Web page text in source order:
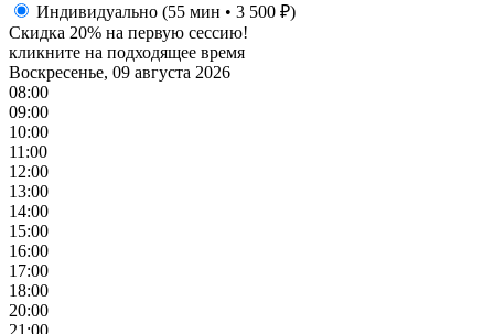
Индивидуально (55 мин • 3 500 ₽)
Скидка 20% на первую сессию!
кликните на подходящее время
Воскресенье, 09 августа 2026
08:00
09:00
10:00
11:00
12:00
13:00
14:00
15:00
16:00
17:00
18:00
20:00
21:00